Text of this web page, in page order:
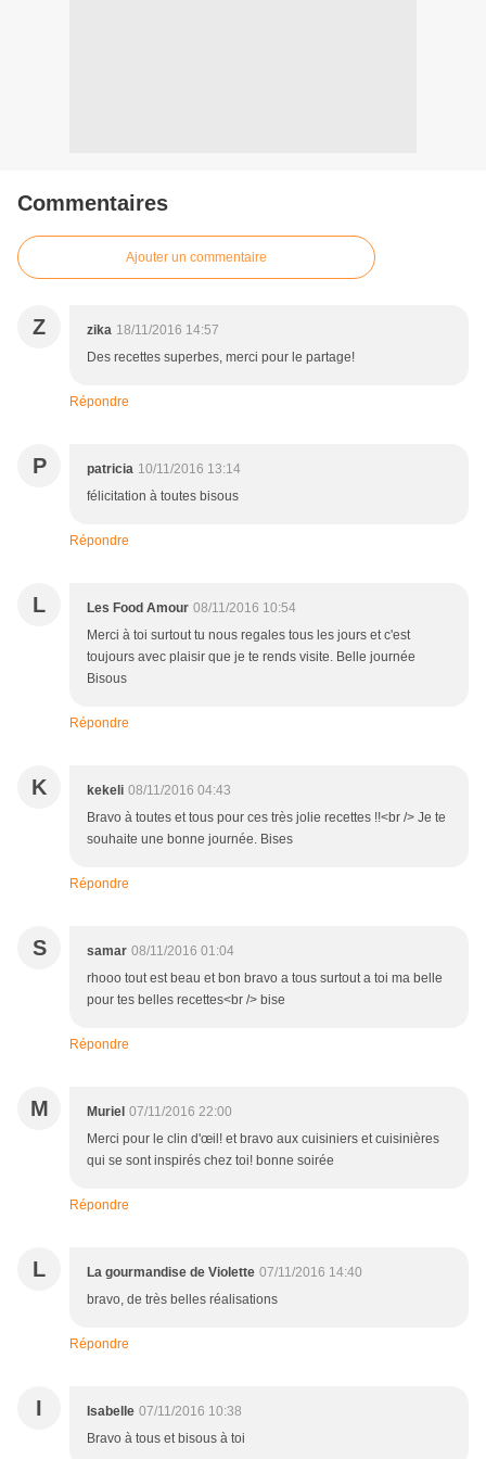
Commentaires
Ajouter un commentaire
Z zika 18/11/2016 14:57
Des recettes superbes, merci pour le partage!
Répondre
P patricia 10/11/2016 13:14
félicitation à toutes bisous
Répondre
L Les Food Amour 08/11/2016 10:54
Merci à toi surtout tu nous regales tous les jours et c'est
toujours avec plaisir que je te rends visite. Belle journée
Bisous
Répondre
K kekeli 08/11/2016 04:43
Bravo à toutes et tous pour ces très jolie recettes !!<br /> Je te
souhaite une bonne journée. Bises
Répondre
S samar 08/11/2016 01:04
rhooo tout est beau et bon bravo a tous surtout a toi ma belle
pour tes belles recettes<br /> bise
Répondre
M Muriel 07/11/2016 22:00
Merci pour le clin d'œil! et bravo aux cuisiniers et cuisinières
qui se sont inspirés chez toi! bonne soirée
Répondre
L La gourmandise de Violette 07/11/2016 14:40
bravo, de très belles réalisations
Répondre
I Isabelle 07/11/2016 10:38
Bravo à tous et bisous à toi